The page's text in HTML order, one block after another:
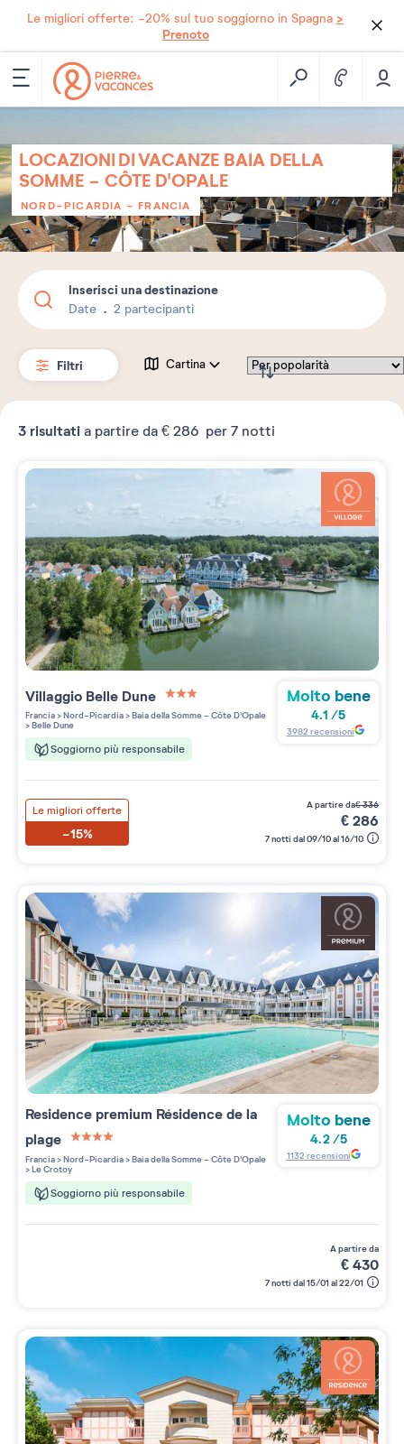
Le migliori offerte: -20% sul tuo soggiorno in Spagna >
Prenoto
LOCAZIONI DI VACANZE BAIA DELLA
SOMME - CÔTE D'OPALE
NORD-PICARDIA -FRANCIA
Inserisci una destinazione
Date 2 partecipanti
Filtri Cartina
3 risultati a partire da € 286 per 7 notti
Villaggio Belle Dune
3 étoiles sur 5
Francia>Nord-Picardia>Baia della Somme - Côte D'Opale
>Belle Dune
Soggiorno più responsabile
Molto bene
4.1 /5
3982 recensioni
Le migliori offerte
-15%
a partire da€336
€286
7 notti dal 09/10 al 16/10
Residence premium Résidence de la
plage
4 étoiles sur 5
Francia>Nord-Picardia>Baia della Somme - Côte D'Opale
>Le Crotoy
Soggiorno più responsabile
Molto bene
4.2/5
1132 recensioni
a partire da
€430
7 notti dal 15/01 al 22/01